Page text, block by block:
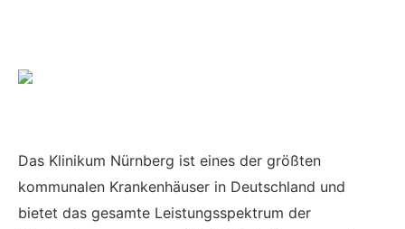
Das Klinikum Nürnberg ist eines der größten
kommunalen Krankenhäuser in Deutschland und
bietet das gesamte Leistungsspektrum der